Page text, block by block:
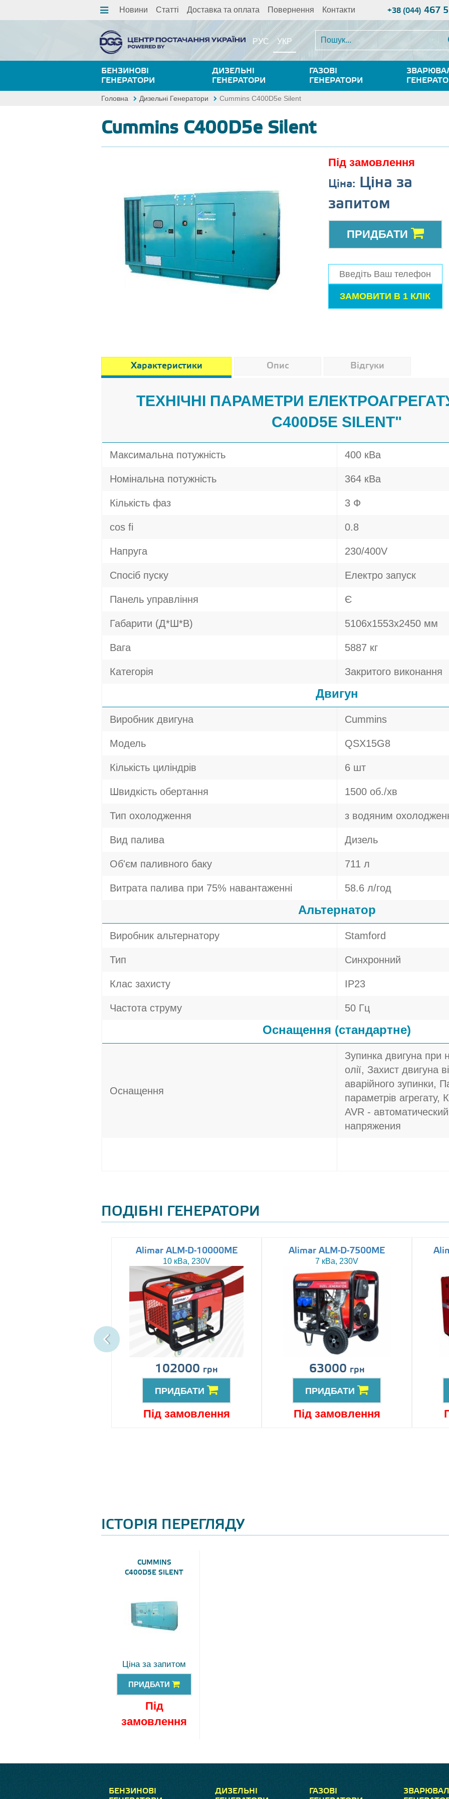
Новини Статті Доставка та оплата Повернення Контакти +38 (044) 467
РУС УКР
БЕНЗИНОВІ
ГЕНЕРАТОРИ
ДИЗЕЛЬНІ
ГЕНЕРАТОРИ
ГАЗОВІ
ГЕНЕРАТОРИ
Головна Дизельні Генератори Cummins C400D5e Silent
Cummins C400D5e Silent
Під замовлення
Ціна: Ціна за
запитом
ПРИДБАТИ
Характеристики Опис Відгуки
ТЕХНІЧНІ ПАРАМЕТРИ
C400D5E SILENT"
Максимальна потужність 400 кВа
Номінальна потужність 364 кВа
Кількість фаз 3 Ф
cos fi 0.8
Напруга 230/400V
Спосіб пуску Електро запуск
Панель управління Є
Габарити (Д*Ш*В) 5106x1553x2450 мм
Вага 5887 кг
Категорія Закритого виконання
Двигун
Виробник двигуна Cummins
Модель QSX15G8
Кількість циліндрів 6 шт
Швидкість обертання 1500 об./хв
Тип охолодження з водяним
Вид палива Дизель
Об'єм паливного баку 711 л
Витрата палива при 75% навантаженні 58.6 л/год
Альтернатор
Виробник альтернатору Stamford
Тип Синхронний
Клас захисту IP23
Частота струму 50 Гц
Оснащення (стандартне)
Оснащення
Зупинка двигуна при
олії, Захист двигуна
аварійного зупинки,
параметрів
AVR -
напряжения
ПОДІБНІ ГЕНЕРАТОРИ
Alimar ALM-D-10000ME
10 кВа, 230V
102000 грн
ПРИДБАТИ
Під замовлення
Alimar ALM-D-7500ME
7 кВа, 230V
63000 грн
ПРИДБАТИ
Під замовлення
ІСТОРІЯ ПЕРЕГЛЯДУ
CUMMINS
C400D5E SILENT
Ціна за запитом
ПРИДБАТИ
Під
замовлення
БЕНЗИНОВІ
ДИЗЕЛЬНІ
ГАЗОВІ